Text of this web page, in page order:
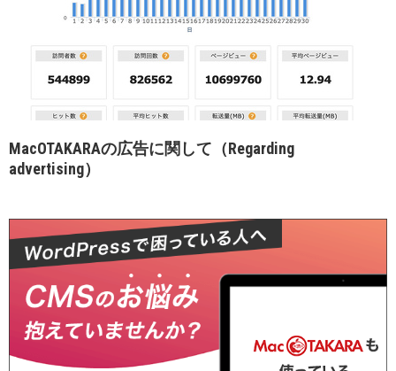
MacOTAKARAの広告に関して（Regarding
advertising）